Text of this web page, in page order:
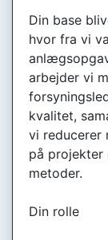
Din base
hvor fra vi
arbejder vi
kvalitet,
vi reducerer
på projekter
metoder.
Din rolle